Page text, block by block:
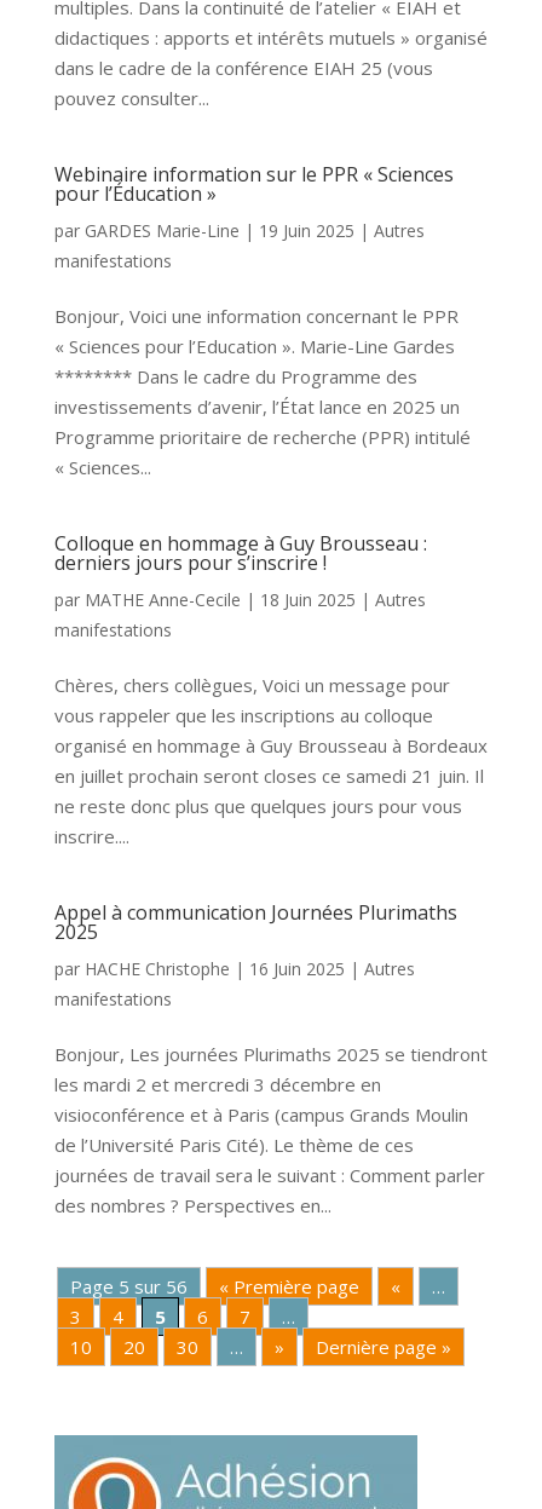
multiples. Dans la continuité de l’atelier « EIAH et
didactiques : apports et intérêts mutuels » organisé
dans le cadre de la conférence EIAH 25 (vous
pouvez consulter...
Webinaire information sur le PPR « Sciences
pour l’Éducation »
par GARDES Marie-Line | 19 Juin 2025 | Autres
manifestations
Bonjour, Voici une information concernant le PPR
« Sciences pour l’Education ». Marie-Line Gardes
******** Dans le cadre du Programme des
investissements d’avenir, l’État lance en 2025 un
Programme prioritaire de recherche (PPR) intitulé
« Sciences...
Colloque en hommage à Guy Brousseau :
derniers jours pour s’inscrire !
par MATHE Anne-Cecile | 18 Juin 2025 | Autres
manifestations
Chères, chers collègues, Voici un message pour
vous rappeler que les inscriptions au colloque
organisé en hommage à Guy Brousseau à Bordeaux
en juillet prochain seront closes ce samedi 21 juin. Il
ne reste donc plus que quelques jours pour vous
inscrire....
Appel à communication Journées Plurimaths
2025
par HACHE Christophe | 16 Juin 2025 | Autres
manifestations
Bonjour, Les journées Plurimaths 2025 se tiendront
les mardi 2 et mercredi 3 décembre en
visioconférence et à Paris (campus Grands Moulin
de l’Université Paris Cité). Le thème de ces
journées de travail sera le suivant : Comment parler
des nombres ? Perspectives en...
Page 5 sur 56 « Première page «
…
3
4 5 6 7
…
10
20 30 … » Dernière page »